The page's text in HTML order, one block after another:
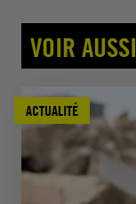
VOIR AUSSI
ACTUALITÉ